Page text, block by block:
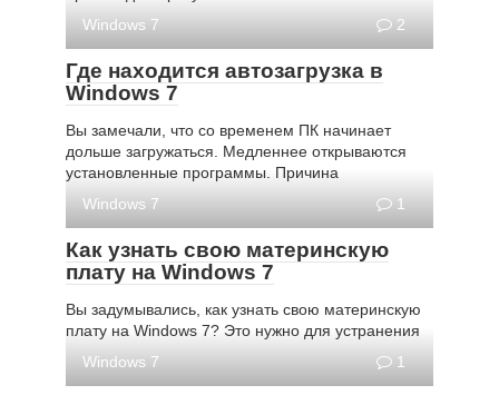
Windows 7
2
Где находится автозагрузка в
Windows 7
Вы замечали, что со временем ПК начинает
дольше загружаться. Медленнее открываются
установленные программы. Причина
Windows 7
1
Как узнать свою материнскую
плату на Windows 7
Вы задумывались, как узнать свою материнскую
плату на Windows 7? Это нужно для устранения
Windows 7
1